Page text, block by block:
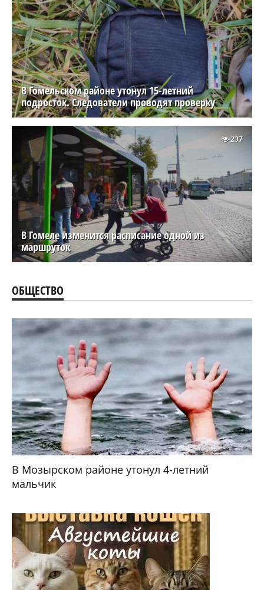
В Гомельском районе утонул 15-летний
подросток. Следователи проводят проверку
В Гомеле изменится расписание одной из
маршруток
237
ОБЩЕСТВО
В Мозырском районе утонул 4-летний
мальчик